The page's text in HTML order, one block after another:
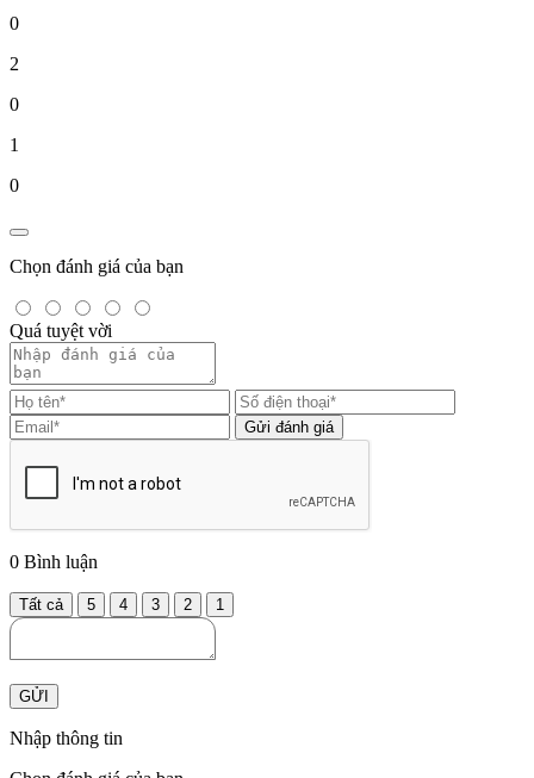
0
2
0
1
0
Chọn đánh giá của bạn
Quá tuyệt vời
Gửi đánh giá
0 Bình luận
Tất cả 5 4 3 2 1
GỬI
Nhập thông tin